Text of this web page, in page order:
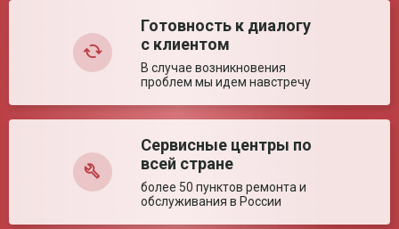
Оставить отзыв
Готовность к диалогу
с клиентом
В случае возникновения
проблем мы идем навстречу
Сервисные центры по
всей стране
более 50 пунктов ремонта и
обслуживания в России